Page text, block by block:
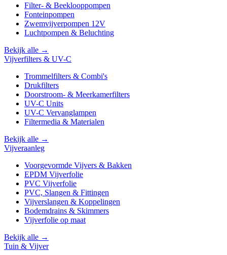
Filter- & Beeklooppompen
Fonteinpompen
Zwemvijverpompen 12V
Luchtpompen & Beluchting
Bekijk alle →
Vijverfilters & UV-C
Trommelfilters & Combi's
Drukfilters
Doorstroom- & Meerkamerfilters
UV-C Units
UV-C Vervanglampen
Filtermedia & Materialen
Bekijk alle →
Vijveraanleg
Voorgevormde Vijvers & Bakken
EPDM Vijverfolie
PVC Vijverfolie
PVC, Slangen & Fittingen
Vijverslangen & Koppelingen
Bodemdrains & Skimmers
Vijverfolie op maat
Bekijk alle →
Tuin & Vijver